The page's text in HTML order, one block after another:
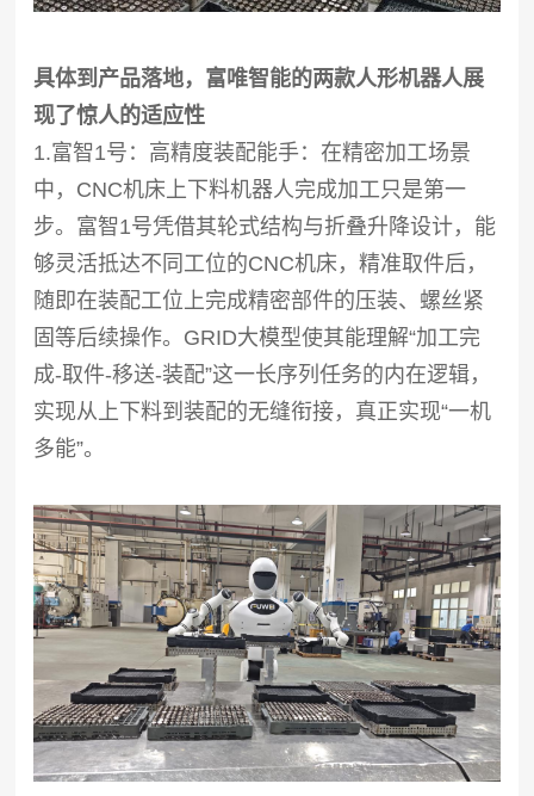
具体到产品落地，富唯智能的两款人形机器人展
现了惊人的适应性
1.富智1号：高精度装配能手：在精密加工场景
中， CNC机床上下料机器人完成加工只是第一
步。富智1号凭借其轮式结构与折叠升降设计，能
够灵活抵达不同工位的CNC机床，精准取件后，
随即在装配工位上完成精密部件的压装、螺丝紧
固等后续操作。GRID大模型使其能理解“加工完
成-取件-移送-装配”这一长序列任务的内在逻辑，
实现从上下料到装配的无缝衔接，真正实现“一机
多能”。